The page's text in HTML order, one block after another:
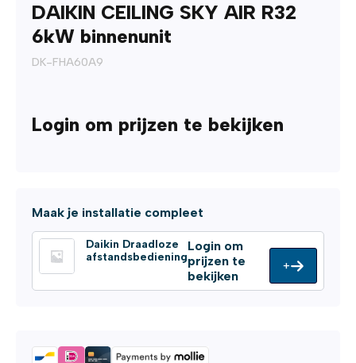
DAIKIN CEILING SKY AIR R32
6kW binnenunit
DK-FHA60A9
Login om prijzen te bekijken
Maak je installatie compleet
Daikin Draadloze
afstandsbediening
Login om
prijzen te
bekijken
+